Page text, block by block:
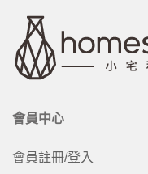
會員中心
會員註冊/登入